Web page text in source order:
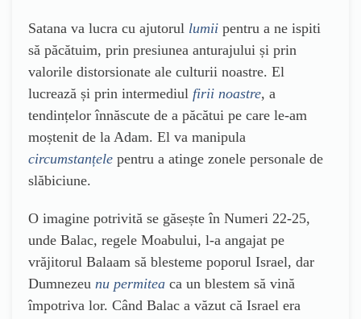
Satana va lucra cu ajutorul lumii pentru a ne ispiti
să păcătuim, prin presiunea anturajului și prin
valorile distorsionate ale culturii noastre. El
lucrează și prin intermediul firii noastre, a
tendințelor înnăscute de a păcătui pe care le-am
moștenit de la Adam. El va manipula
circumstanțele pentru a atinge zonele personale de
slăbiciune.
O imagine potrivită se găsește în Numeri 22-25,
unde Balac, regele Moabului, l-a angajat pe
vrăjitorul Balaam să blesteme poporul Israel, dar
Dumnezeu nu permitea ca un blestem să vină
împotriva lor. Când Balac a văzut că Israel era